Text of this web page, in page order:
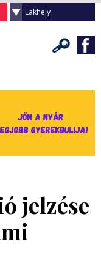
Lakhely
jelzése